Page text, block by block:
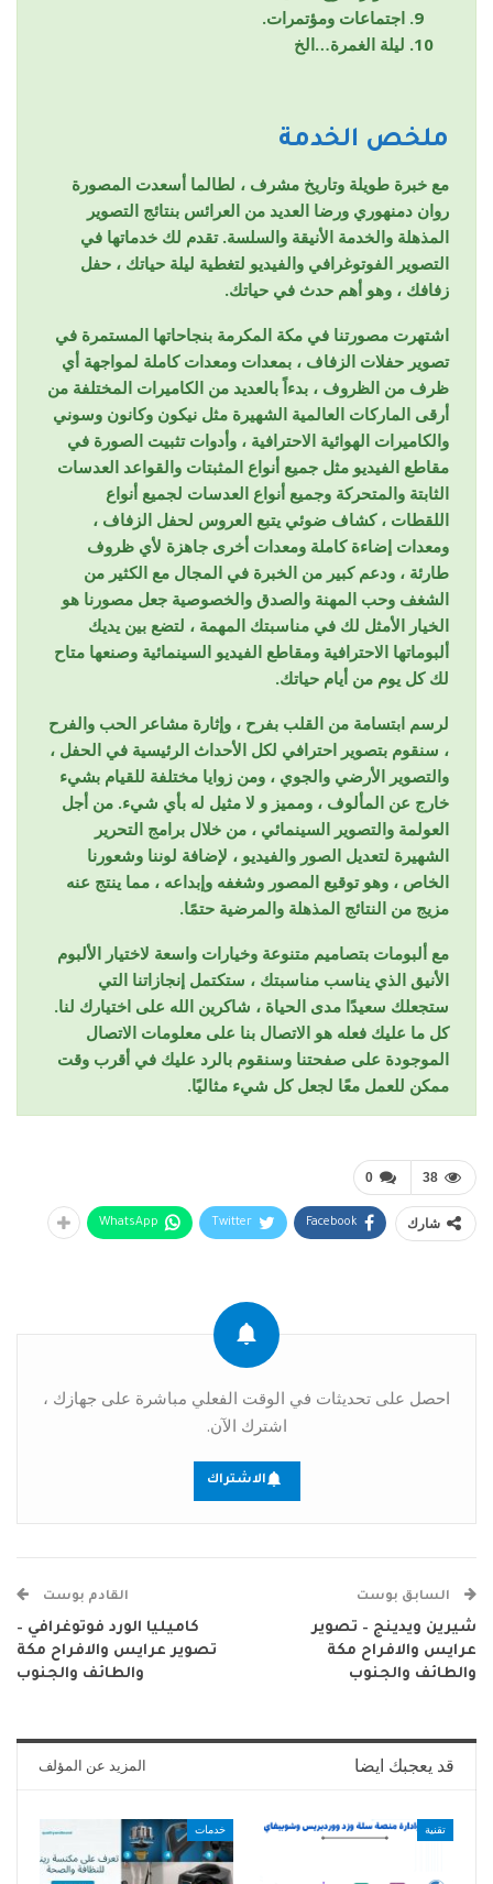
اجتماعات ومؤتمرات.
ليلة الغمرة…الخ
ملخص الخدمة
مع خبرة طويلة وتاريخ مشرف ، لطالما أسعدت المصورة
روان دمنهوري ورضا العديد من العرائس بنتائج التصوير
المذهلة والخدمة الأنيقة والسلسة. تقدم لك خدماتها في
التصوير الفوتوغرافي والفيديو لتغطية ليلة حياتك ، حفل
زفافك ، وهو أهم حدث في حياتك.
اشتهرت مصورتنا في مكة المكرمة بنجاحاتها المستمرة في
تصوير حفلات الزفاف ، بمعدات ومعدات كاملة لمواجهة أي
ظرف من الظروف ، بدءاً بالعديد من الكاميرات المختلفة من
أرقى الماركات العالمية الشهيرة مثل نيكون وكانون وسوني
والكاميرات الهوائية الاحترافية ، وأدوات تثبيت الصورة في
مقاطع الفيديو مثل جميع أنواع المثبتات والقواعد العدسات
الثابتة والمتحركة وجميع أنواع العدسات لجميع أنواع
اللقطات ، كشاف ضوئي يتبع العروس لحفل الزفاف ،
ومعدات إضاءة كاملة ومعدات أخرى جاهزة لأي ظروف
طارئة ، ودعم كبير من الخبرة في المجال مع الكثير من
الشغف وحب المهنة والصدق والخصوصية جعل مصورنا هو
الخيار الأمثل لك في مناسبتك المهمة ، لتضع بين يديك
ألبوماتها الاحترافية ومقاطع الفيديو السينمائية وصنعها متاح
لك كل يوم من أيام حياتك.
لرسم ابتسامة من القلب بفرح ، وإثارة مشاعر الحب والفرح
، سنقوم بتصوير احترافي لكل الأحداث الرئيسية في الحفل ،
والتصوير الأرضي والجوي ، ومن زوايا مختلفة للقيام بشيء
خارج عن المألوف ، ومميز و لا مثيل له بأي شيء. من أجل
العولمة والتصوير السينمائي ، من خلال برامج التحرير
الشهيرة لتعديل الصور والفيديو ، لإضافة لوننا وشعورنا
الخاص ، وهو توقيع المصور وشغفه وإبداعه ، مما ينتج عنه
مزيج من النتائج المذهلة والمرضية حتمًا.
مع ألبومات بتصاميم متنوعة وخيارات واسعة لاختيار الألبوم
الأنيق الذي يناسب مناسبتك ، ستكتمل إنجازاتنا التي
ستجعلك سعيدًا مدى الحياة ، شاكرين الله على اختيارك لنا.
كل ما عليك فعله هو الاتصال بنا على معلومات الاتصال
الموجودة على صفحتنا وسنقوم بالرد عليك في أقرب وقت
ممكن للعمل معًا لجعل كل شيء مثاليًا.
0 38
شارك Facebook
Twitter
WhatsApp
احصل على تحديثات في الوقت الفعلي مباشرة على جهازك ،
اشترك الآن.
الاشتراك
السابق بوست
شيرين ويدينج – تصوير
عرايس والافراح مكة
والطائف والجنوب
القادم بوست
كاميليا الورد فوتوغرافي –
تصوير عرايس والافراح مكة
والطائف والجنوب
قد يعجبك ايضا المزيد عن المؤلف
تقنية خدمات